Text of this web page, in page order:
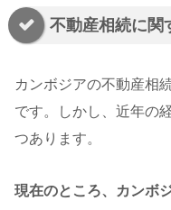
不動産相続に関
カンボジアの不動産相
です。しかし、近年の
つあります。
現在のところ、カンボ